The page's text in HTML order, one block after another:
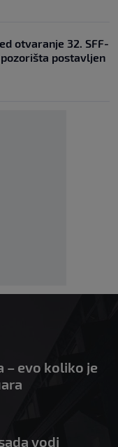
otvaranje 32. SFF-
postavljen
– evo koliko je
vodi